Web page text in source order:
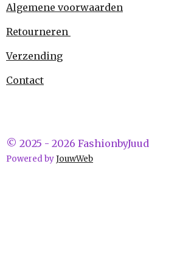
Algemene voorwaarden
Retourneren
Verzending
Contact
© 2025 - 2026 FashionbyJuud
Powered byJouwWeb